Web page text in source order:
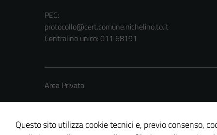
PEC:
protocollo@cert.comune.nichelino.to.it
Centralino unico: 011 68191
Area Privata
Questo sito utilizza cookie tecnici e, previo consenso,